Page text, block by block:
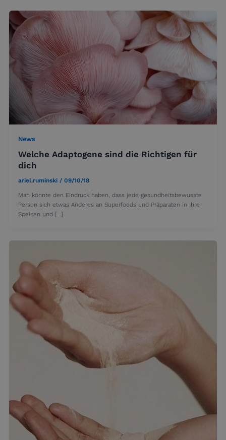
News
Welche Adaptogene sind die Richtigen für
dich
ariel.ruminski /09/10/18
Man könnte den Eindruck haben, dass jede gesundheitsbewusste
Person sich etwas Anderes an Superfoods und Präparaten in ihre
Speisen und […]